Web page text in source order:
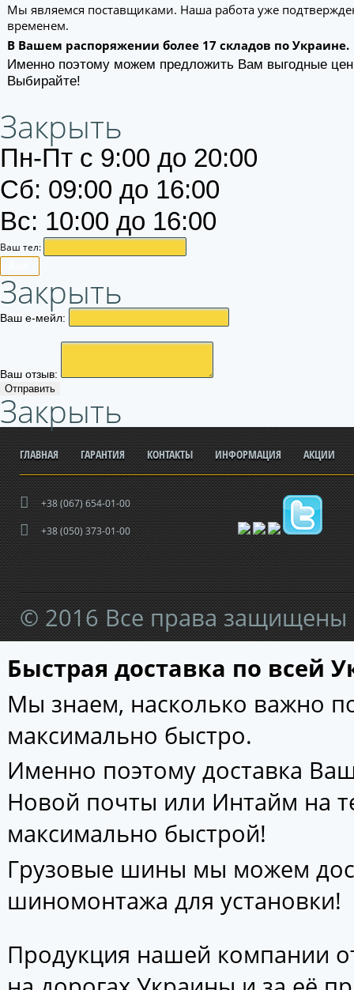
Мы являемся поставщиками. Наша работа уже
временем.
В Вашем распоряжении более 17 складов по Украине.
Именно поэтому можем предложить Вам выгодные
Выбирайте!
Закрыть
Пн-Пт с 9:00 до 20:00
Сб: 09:00 до 16:00
Вс: 10:00 до 16:00
Ваш тел:
Закрыть
Ваш е-мейл:
Ваш отзыв:
Отправить
Закрыть
ГЛАВНАЯ ГАРАНТИЯ КОНТАКТЫ ИНФОРМАЦИЯ АКЦИИ
+38 (067) 654-01-00
+38 (050) 373-01-00
© 2016 Все права защищены
Быстрая доставка по всей
Мы знаем, насколько важно
максимально быстро.
Именно поэтому доставка
Новой почты или Интайм на
максимально быстрой!
Грузовые шины мы можем
шиномонтажа для установки!
Продукция нашей компании